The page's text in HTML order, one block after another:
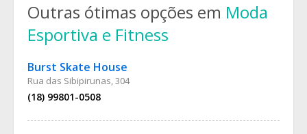
Outras ótimas opções em Moda
Esportiva e Fitness
Burst Skate House
Rua das Sibipirunas, 304
(18) 99801-0508